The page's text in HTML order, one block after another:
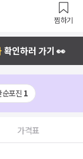
찜하기
확인하러 가기 👀
순포진 1
가격표